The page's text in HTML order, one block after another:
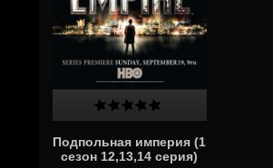
Подпольная империя (1
сезон 12,13,14 серия)